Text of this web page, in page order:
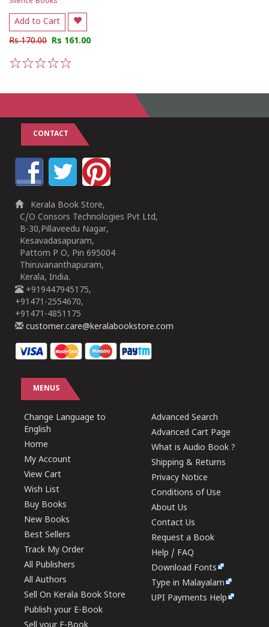
Add to Cart
Rs 170.00 Rs 161.00
CONTACT
Kerala Book Store,
C/O Consors Technologies Pvt Ltd,
B-30,Pillaveedu Nagar,
Kesavadasapuram,
Pattom P O, Pin 695004
Thiruvananthapuram,
Kerala, India.
+919447945175,
+91471-2554670,
+91471-4851175
customer.care@keralabookstore.com
MENUS
Change Language to
English
Home
My Account
View Cart
Wish List
Buy Books
New Books
Best Sellers
Track My Order
All Publishers
All Authors
Sell On Kerala Book Store
Publish your E-Book
Advanced Search
Advanced Cart Page
What is Audio Book ?
Shipping & Returns
Privacy Notice
Conditions of Use
About Us
Contact Us
Request a Book
Help / FAQ
Download Fonts
Type in Malayalam
UPI Payments Help